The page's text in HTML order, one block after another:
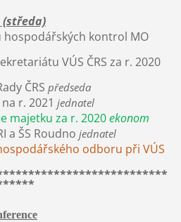
(středa)
kontrol MO
VÚS ČRS za r. 2020
ČRS předseda
r. 2021 jednatel
majetku za r. 2020ekonom
a ŠS Roudno jednatel
odboru při VÚS